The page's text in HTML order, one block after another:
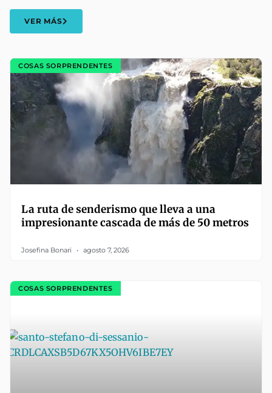
VER MÁS
COSAS SORPRENDENTES
La ruta de senderismo que lleva a una
impresionante cascada de más de 50 metros
Josefina Bonari agosto 7, 2026
COSAS SORPRENDENTES